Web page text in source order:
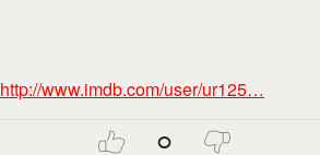
http://www.imdb.com/user/ur125…
0